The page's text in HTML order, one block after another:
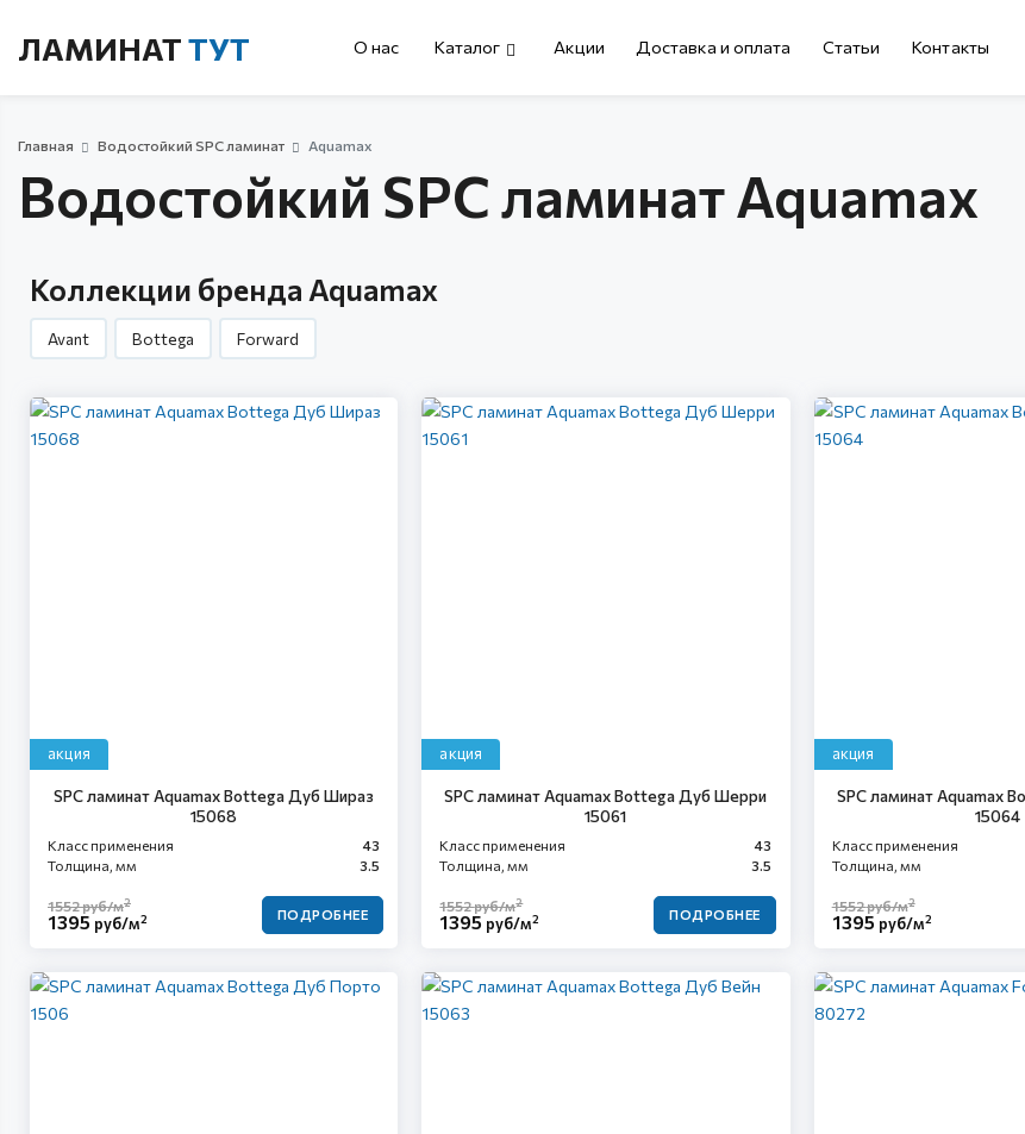
ЛАМИНАТТУТ О нас Каталог Акции Доставка и оплата Cтатьи Контакты
Главная Водостойкий SPC ламинат Aquamax
Водостойкий SPC ламинат Aquamax
Коллекции бренда Aquamax
Avant Bottega Forward
акция
SPC ламинат Aquamax Bottega Дуб Шираз
15068
Класс применения
43
Толщина, мм
3.5
1395руб/м2
1552руб/м2
ПОДРОБНЕЕ
акция
SPC ламинат Aquamax Bottega Дуб Шерри
15061
Класс применения
43
Толщина, мм
3.5
1395руб/м2
1552руб/м2
ПОДРОБНЕЕ
акция
SPC ламинат Aquamax
15064
Класс применения
Толщина, мм
1395руб/м2
1552руб/м2